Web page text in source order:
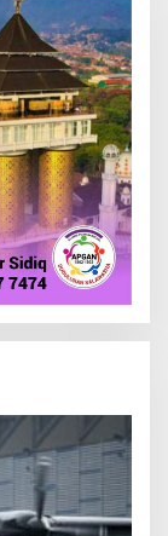
E
D
A
K
I